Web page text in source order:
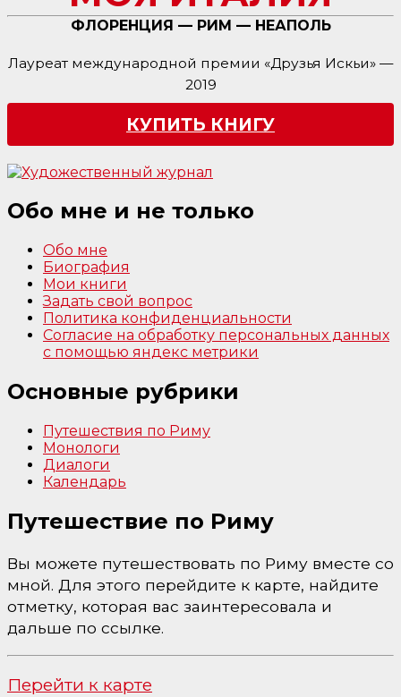
ФЛОРЕНЦИЯ — РИМ — НЕАПОЛЬ
Лауреат международной премии «Друзья Искьи» —
2019
КУПИТЬ КНИГУ
Обо мне и не только
Обо мне
Биография
Мои книги
Задать свой вопрос
Политика конфиденциальности
Согласие на обработку персональных данных
с помощью яндекс метрики
Основные рубрики
Путешествия по Риму
Монологи
Диалоги
Календарь
Путешествие по Риму
Вы можете путешествовать по Риму вместе со
мной. Для этого перейдите к карте, найдите
отметку, которая вас заинтересовала и
дальше по ссылке.
Перейти к карте